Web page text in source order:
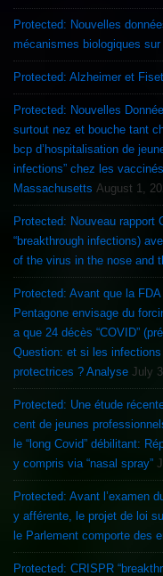
Protected: Nouvelles
Protected: Alzheimer et
Protected: Nouvelles
surtout nez et bouche tant
bcp d’hospitalisation de
infections” chez les
Massachusetts August 1,
Protected: Nouveau rapport
“breakthrough infections)
of the virus in the nose and
Protected: Avant que la
Pentagone envisage du
a que 24 décès “COVID”
Question: et si les
protectrices ? Analyse July
Protected: Une étude
cent de jeunes
le “long Covid” débilitant:
y compris via “nasal spray”
Protected: Avant l’examen
y afférente, le projet de loi
le Parlement comporte des
Protected: CRISPR